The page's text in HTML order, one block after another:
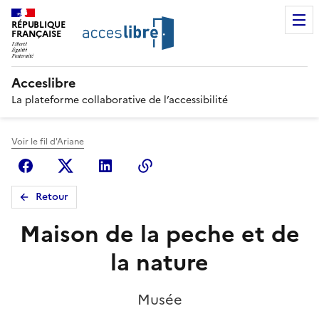
RÉPUBLIQUE
FRANÇAISE
Acceslibre
La plateforme collaborative de l’accessibilité
Voir le fil d'Ariane
FacebookX (anciennement Twitter)
Linkedin
Retour
Maison de la peche et de
la nature
Musée